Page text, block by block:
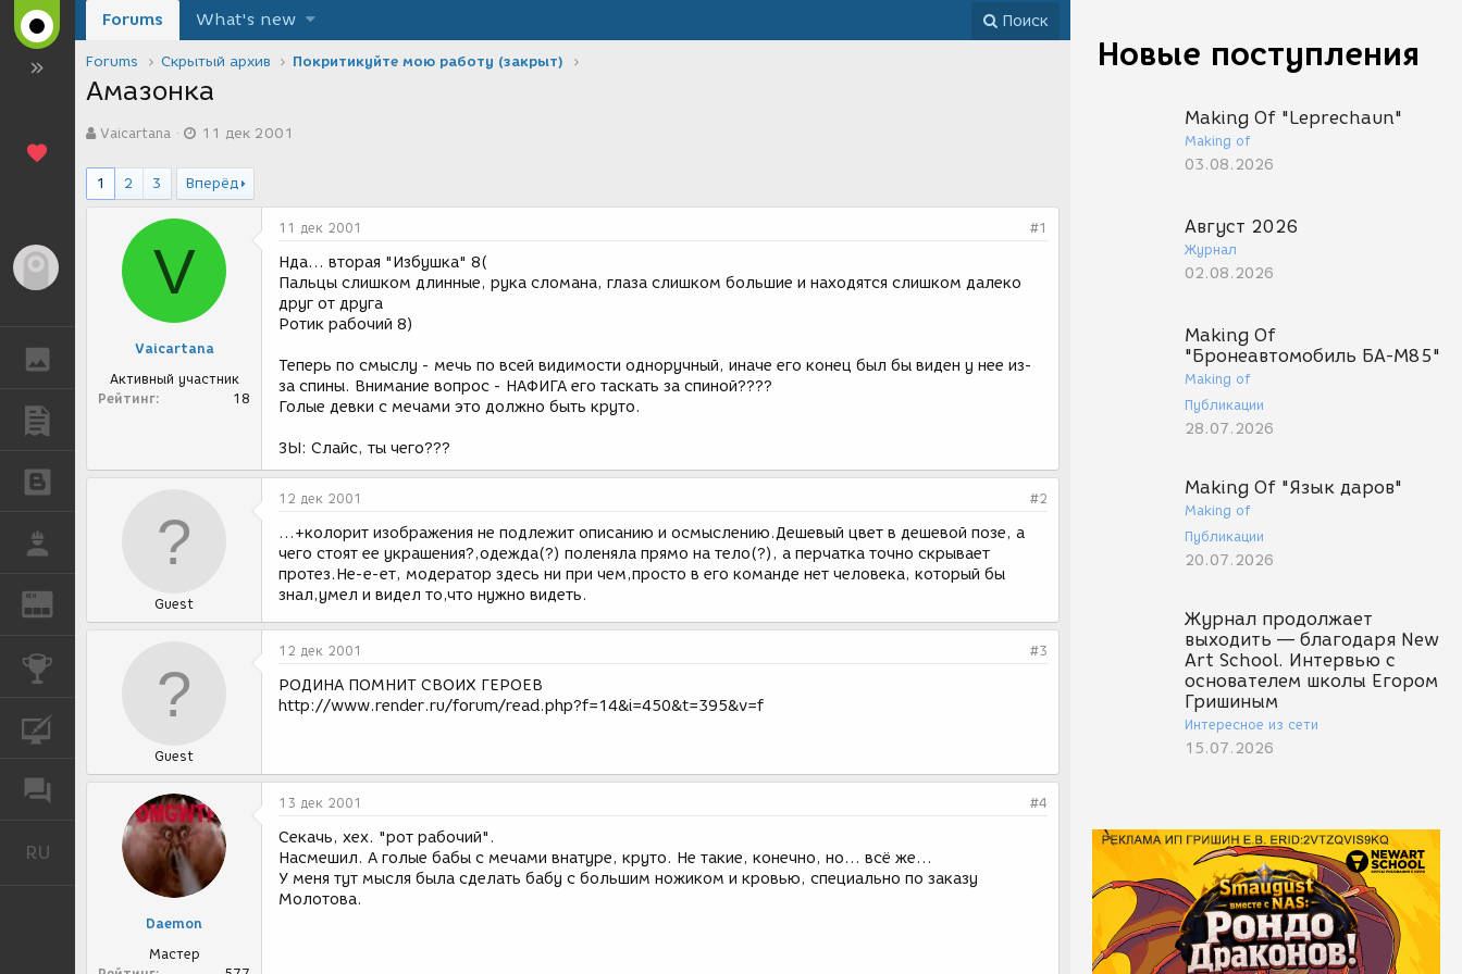
ГАЛЕРЕЯ
REN
RU Русский
Новые поступления
Making Of "Leprechaun"
Making of
03.08.2026
Август 2026
Журнал
02.08.2026
Making Of
"Бронеавтомобиль БА-М85"
Making of
Публикации
28.07.2026
Making Of "Язык даров"
Making of
Публикации
20.07.2026
Журнал продолжает
выходить — благодаря New
Art School. Интервью с
основателем школы Егором
Гришиным
Интересное из сети
15.07.2026
Forums What's new Поиск
Forums Скрытый архив Покритикуйте мою работу (закрыт)
Амазонка
в
о
р
Vaicartana
а
а
с
и
11 дек 2001
1 2 3 Вперёд
V
Vaicartana
Активный участник
Рейтинг
18
11 дек 2001 #1
Нда... вторая "Избушка" 8(
Пальцы слишком длинные, рука сломана, глаза слишком большие и находятся слишком далеко
друг от друга
Ротик рабочий 8)
Теперь по смыслу - мечь по всей видимости одноручный, иначе его конец был бы виден у нее из-
за спины. Внимание вопрос - НАФИГА его таскать за спиной????
Голые девки с мечами это должно быть круто.
ЗЫ: Слайс, ты чего???
Guest
12 дек 2001 #2
...+колорит изображения не подлежит описанию и осмыслению.Дешевый цвет в дешевой позе, а
чего стоят ее украшения?,одежда(?) поленяла прямо на тело(?), а перчатка точно скрывает
протез.Не-е-ет, модератор здесь ни при чем,просто в его команде нет человека, который бы
знал,умел и видел то,что нужно видеть.
Guest
12 дек 2001 #3
РОДИНА ПОМНИТ СВОИХ ГЕРОЕВ
http://www.render.ru/forum/read.php?f=14&i=450&t=395&v=f
Daemon
Мастер
13 дек 2001 #4
Секачь, хех. "рот рабочий".
Насмешил. А голые бабы с мечами внатуре, круто. Не такие, конечно, но... всё же...
У меня тут мысля была сделать бабу с большим ножиком и кровью, специально по заказу
Молотова.